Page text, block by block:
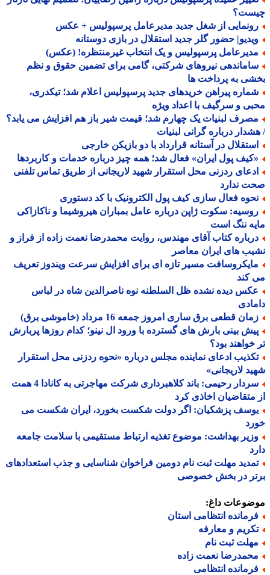
از شغل جدید مدیرعامل پرسپولیس + عکس
حضور گلر جدید استقلال در بازی دوستانه
پرسپولیس و یک انتخاب غیرمنتظره! (عکس)
نیروهای شرکتی، گامی برای تضمین حقوق و نظم
به پرداخت ها
پیراهن خریدهای جدید پرسپولیس اعلام شد؛ تیکدری،
و سرگیف با اعداد ویژه
لبنیات یک چهارم شد؛ قیمت شیر باز هم افزایش می یابد؟
درباره گرانی لبنیات
در آستانه قرارداد با دو بازیکن خارجی
پول ایران» فعال شد؛ همه چیز درباره خدمات و کاربردها
ردزنی محل استقرار شهید لاریجانی از طریق تماس تلفنی
ندارد
فعال سازی کیف پول الکترونیک با کد دستوری
سکوت ژاپن درباره عامل بمباران هیروشیما و ناکازاکی
ننگ است
کتاب آقای مهندس، روایت محمدرضا نعمت زاده از فراز و
های ایران معاصر
مسیر تازه ای برای افزایش سرعت ویندوز تعریف
کند
دیده نشده ظل السلطنه نوه ناصرالدین شاه در لباس
قطعی برق ساری امروز جمعه 16 مرداد (خاموشی برق)
بینی بارش های گسترده با ورود ال نینو؛ کدام روزها پربارش
بود؟
ادعای نماینده مجلس درباره «نحوه ردزنی محل استقرار
لاریجانی»
سردار رحیمی: باند کلاهبرداری شرکت مهاجرتی به کانادا 4 همت
متقاضیان اخاذی کرد
پزشکیان: اگر دولت شکست بخورد، ایران شکست می
بهداشت: موضوع تغذیه ارتباط مستقیمی با سلامت جامعه
مهلت ثبت نام دومین فراخوان شناسایی و جذب استعدادهای
در بخش خصوصی
داغ:
انتظامی استان
و معارفه
ثبت نام
نعمت زاده
انتظامی